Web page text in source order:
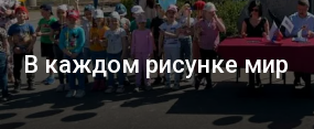
собор
В каждом рисунке мир